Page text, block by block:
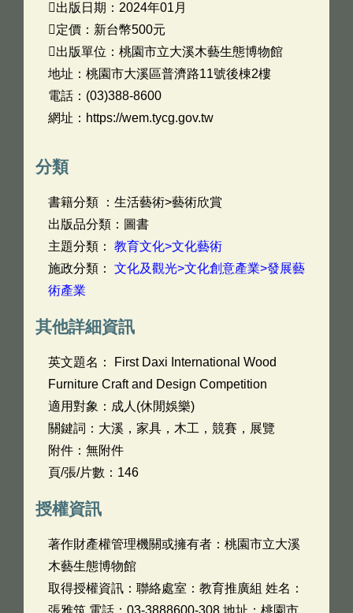
出版日期：2024年01月
定價：新台幣500元
出版單位：桃園市立大溪木藝生態博物館
地址：桃園市大溪區普濟路11號後棟2樓
電話：(03)388-8600
網址：https://wem.tycg.gov.tw
分類
書籍分類 ：生活藝術>藝術欣賞
出版品分類：圖書
主題分類： 教育文化>文化藝術
施政分類： 文化及觀光>文化創意產業>發展藝
術產業
其他詳細資訊
英文題名：
First Daxi International Wood
Furniture Craft and Design Competition
適用對象：成人(休閒娛樂)
關鍵詞：大溪，家具，木工，競賽，展覽
附件：無附件
頁/張/片數：146
授權資訊
著作財產權管理機關或擁有者：桃園市立大溪
木藝生態博物館
取得授權資訊：聯絡處室：教育推廣組 姓名：
張雅筑 電話：03-3888600-308 地址：桃園市